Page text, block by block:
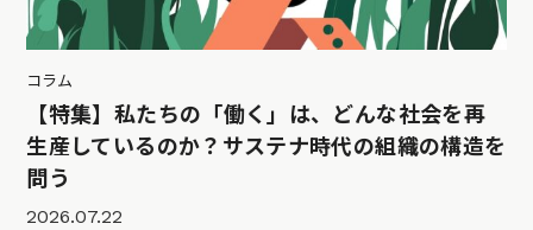
コラム
【特集】私たちの「働く」は、どんな社会を再
生産しているのか？サステナ時代の組織の構造を
問う
2026.07.22